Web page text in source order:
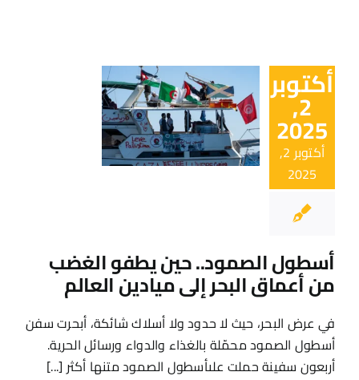
أكتوبر
2,
2025
أكتوبر 2,
2025
من أعماق البحر
إلى ميادين
العالم
أسطول الصمود.. حين يطفو الغضب
من أعماق البحر إلى ميادين العالم
في عرض البحر، حيث لا حدود ولا أسلاك شائكة، أبحرت سفن
أسطول الصمود محمّلة بالغذاء والدواء ورسائل الحرية.
أربعون سفينة حملت علىأسطول الصمود متنها أكثر [...]